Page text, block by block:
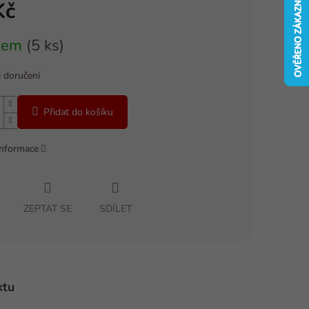
(5 ks)
doručení
Přidat do košíku
ZEPTAT SE SDÍLET